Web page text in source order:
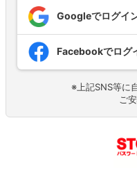
Googleでログイ
Facebookでログ
※上記SNS等に
ご